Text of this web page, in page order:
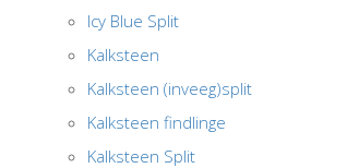
Icy Blue Split
Kalksteen
Kalksteen (inveeg)split
Kalksteen findlinge
Kalksteen Split